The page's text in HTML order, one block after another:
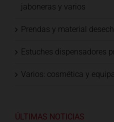
jaboneras y varios
Prendas y material
Estuches dispensadores
Varios: cosmética y
ÚLTIMAS NOTICIAS